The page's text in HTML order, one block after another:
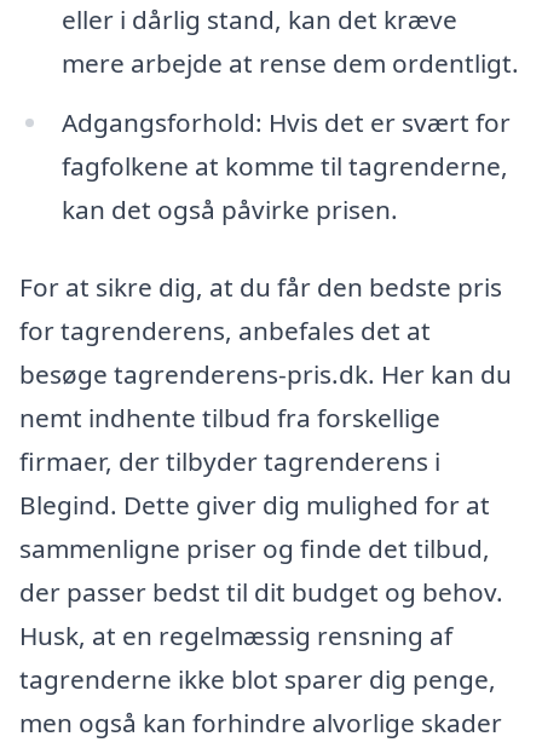
eller i dårlig stand, kan det kræve
mere arbejde at rense dem ordentligt.
Adgangsforhold: Hvis det er svært for
fagfolkene at komme til tagrenderne,
kan det også påvirke prisen.
For at sikre dig, at du får den bedste pris
for tagrenderens, anbefales det at
besøge tagrenderens-pris.dk. Her kan du
nemt indhente tilbud fra forskellige
firmaer, der tilbyder tagrenderens i
Blegind. Dette giver dig mulighed for at
sammenligne priser og finde det tilbud,
der passer bedst til dit budget og behov.
Husk, at en regelmæssig rensning af
tagrenderne ikke blot sparer dig penge,
men også kan forhindre alvorlige skader